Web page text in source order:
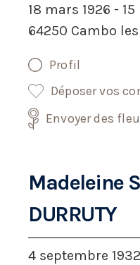
18 mars 1926 -
64250 Cambo
Profil
Déposer vos
Envoyer des
Madeleine
DURRUTY
4 septembre